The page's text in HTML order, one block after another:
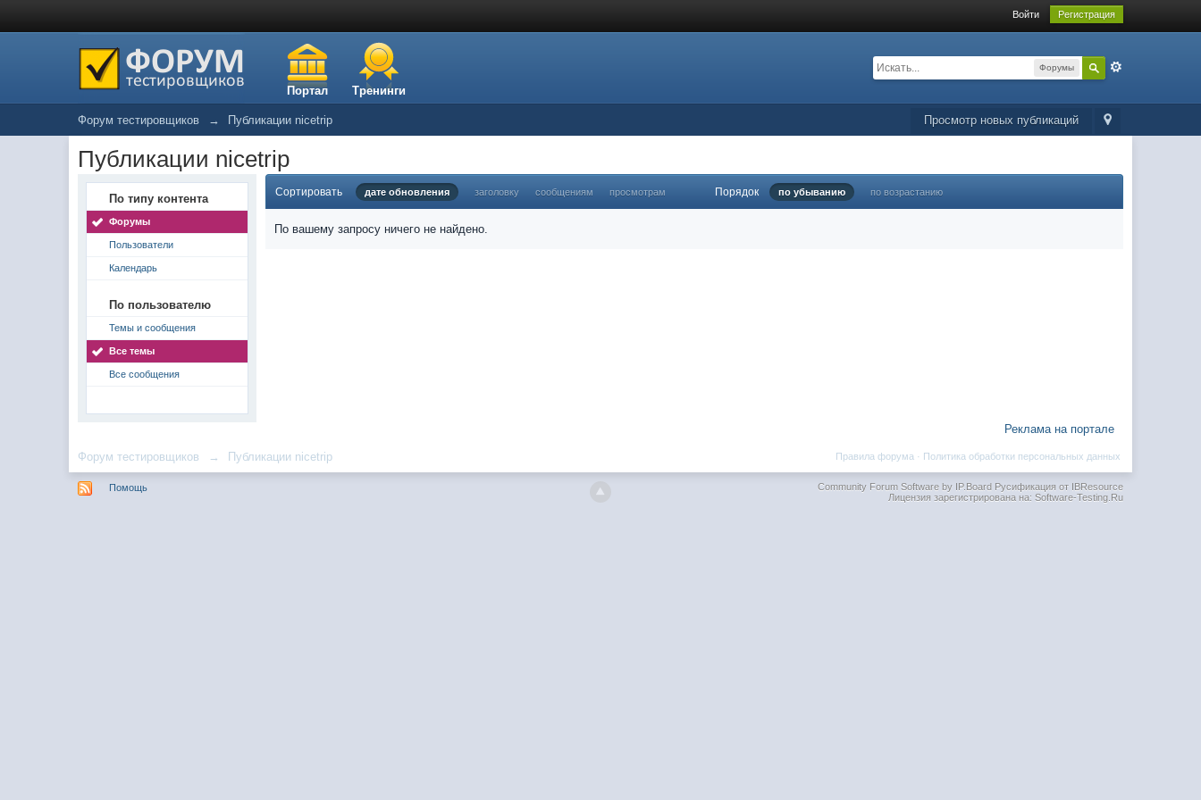
Войти Регистрация
Портал Тренинги
Форумы
Просмотр новых публикаций
Форум тестировщиков → Публикации nicetrip
Публикации nicetrip
По типу контента
Форумы
Пользователи
Календарь
По пользователю
Темы и сообщения
Все темы
Все сообщения
Сортировать дате обновления заголовку сообщениям просмотрам Порядок по убыванию по возрастанию
По вашему запросу ничего не найдено.
Реклама на портале
Форум тестировщиков → Публикации nicetrip Политика обработки персональных данных
Правила форума ·
Помощь Community Forum Software by IP.BoardРусификация от IBResource
Лицензия зарегистрирована на: Software-Testing.Ru